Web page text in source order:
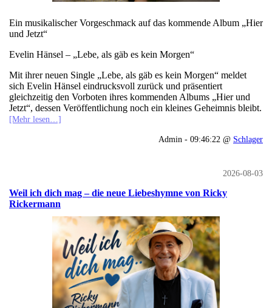
Ein musikalischer Vorgeschmack auf das kommende Album „Hier
und Jetzt“
Evelin Hänsel – „Lebe, als gäb es kein Morgen“
Mit ihrer neuen Single „Lebe, als gäb es kein Morgen“ meldet
sich Evelin Hänsel eindrucksvoll zurück und präsentiert
gleichzeitig den Vorboten ihres kommenden Albums „Hier und
Jetzt“, dessen Veröffentlichung noch ein kleines Geheimnis bleibt.
[Mehr lesen…]
Admin - 09:46:22 @ Schlager
2026-08-03
Weil ich dich mag – die neue Liebeshymne von Ricky
Rickermann